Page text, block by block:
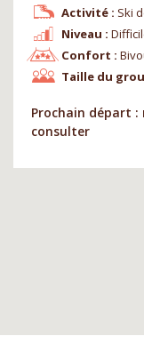
Niveau :
Confort :
Activité : Ski
Taille du
Prochain départ :
consulter